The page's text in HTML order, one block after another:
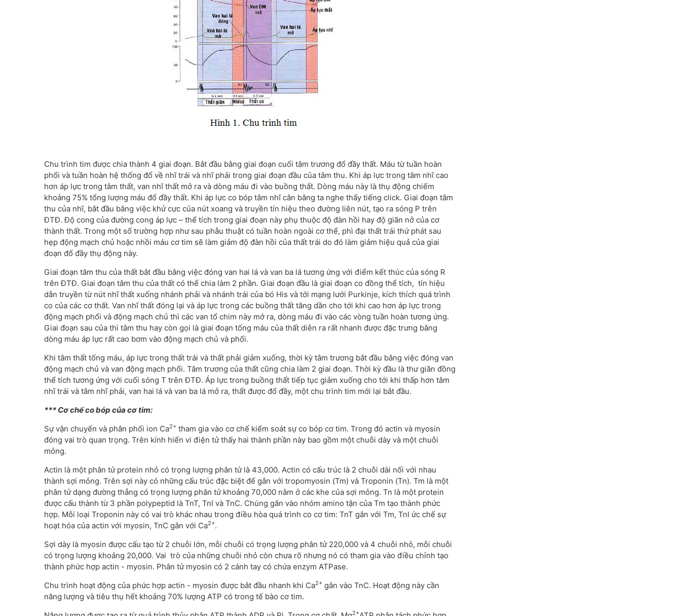
Chu trình tim được chia thành 4 giai đoạn. Bắt đầu bằng giai đoạn cuối tâm trương đổ đầy thất. Máu từ tuần hoàn
phổi và tuần hoàn hệ thống đổ về nhĩ trái và nhĩ phải trong giai đoạn đầu của tâm thu. Khi áp lực trong tâm nhĩ cao
hơn áp lực trong tâm thất, van nhĩ thất mở ra và dòng máu đi vào buồng thất. Dòng máu này là thụ động chiếm
khoảng 75% tổng lượng máu đổ đầy thất. Khi áp lực co bóp tâm nhĩ cân bằng ta nghe thấy tiếng click. Giai đoạn tâm
thu của nhĩ, bắt đầu bằng việc khử cực của nút xoang và truyền tín hiệu theo đường liên nút, tạo ra sóng P trên
ĐTĐ. Độ cong của đường cong áp lực – thể tích trong giai đoạn này phụ thuộc độ đàn hồi hay độ giãn nở của cơ
thành thất. Trong một số trường hợp như sau phẫu thuật có tuần hoàn ngoài cơ thể, phì đại thất trái thứ phát sau
hẹp động mạch chủ hoặc nhồi máu cơ tim sẽ làm giảm độ đàn hồi của thất trái do đó làm giảm hiệu quả của giai
đoạn đổ đầy thụ động này.
Giai đoạn tâm thu của thất bắt đầu bằng việc đóng van hai lá và van ba lá tương ứng với điểm kết thúc của sóng R
trên ĐTĐ. Giai đoạn tâm thu của thất có thể chia làm 2 phần. Giai đoạn đầu là giai đoạn co đồng thể tích, tín hiệu
dẫn truyền từ nút nhĩ thất xuống nhánh phải và nhánh trái của bó His và tới mạng lưới Purkinje, kích thích quá trình
co của các cơ thất. Van nhĩ thất đóng lại và áp lực trong các buồng thất tăng dần cho tới khi cao hơn áp lực trong
động mạch phổi và động mạch chủ thì các van tổ chim này mở ra, dòng máu đi vào các vòng tuần hoàn tương ứng.
Giai đoạn sau của thì tâm thu hay còn gọi là giai đoạn tống máu của thất diễn ra rất nhanh được đặc trưng bằng
dòng máu áp lực rất cao bơm vào động mạch chủ và phổi.
Khi tâm thất tống máu, áp lực trong thất trái và thất phải giảm xuống, thời kỳ tâm trương bắt đầu bằng việc đóng van
động mạch chủ và van động mạch phổi. Tâm trương của thất cũng chia làm 2 giai đoạn. Thời kỳ đầu là thư giãn đồng
thể tích tương ứng với cuối sóng T trên ĐTĐ. Áp lực trong buồng thất tiếp tục giảm xuống cho tới khi thấp hơn tâm
nhĩ trái và tâm nhĩ phải, van hai lá và van ba lá mở ra, thất được đổ đầy, một chu trình tim mới lại bắt đầu.
*** Cơ chế co bóp của cơ tim:
Sự vận chuyển và phân phối ion Ca2+ tham gia vào cơ chế kiểm soát sự co bóp cơ tim. Trong đó actin và myosin
đóng vai trò quan trọng. Trên kính hiển vi điện tử thấy hai thành phần này bao gồm một chuỗi dày và một chuỗi
mỏng.
Actin là một phân tử protein nhỏ có trọng lượng phân tử là 43,000. Actin có cấu trúc là 2 chuỗi dài nối với nhau
thành sợi mỏng. Trên sợi này có những cấu trúc đặc biệt để gắn với tropomyosin (Tm) và Troponin (Tn). Tm là một
phân tử dạng đường thẳng có trọng lượng phân tử khoảng 70,000 nằm ở các khe của sợi mỏng. Tn là một protein
được cấu thành từ 3 phần polypeptid là TnT, TnI và TnC. Chúng gắn vào nhóm amino tận của Tm tạo thành phức
hợp. Mỗi loại Troponin này có vai trò khác nhau trong điều hòa quá trình co cơ tim: TnT gắn với Tm, TnI ức chế sự
hoạt hóa của actin với myosin, TnC gắn với Ca2+.
Sợi dày là myosin được cấu tạo từ 2 chuỗi lớn, mỗi chuỗi có trọng lượng phân tử 220,000 và 4 chuỗi nhỏ, mỗi chuỗi
có trọng lượng khoảng 20,000. Vai trò của những chuỗi nhỏ còn chưa rõ nhưng nó có tham gia vào điều chỉnh tạo
thành phức hợp actin - myosin. Phân tử myosin có 2 cánh tay có chứa enzym ATPase.
Chu trình hoạt động của phức hợp actin - myosin được bắt đầu nhanh khi Ca2+ gắn vào TnC. Hoạt động này cần
năng lượng và tiêu thụ hết khoảng 70% lượng ATP có trong tế bào cơ tim.
2+